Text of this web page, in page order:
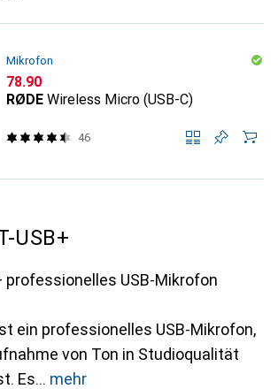
Mikrofon
CHF
78.90
RØDE Wireless Micro (USB-C)
46
USB+
professionelles USB-Mikrofon
ein professionelles USB-Mikrofon,
von Ton in Studioqualität
Es
mehr